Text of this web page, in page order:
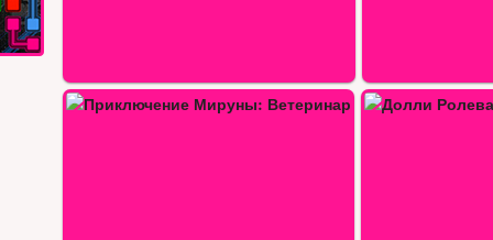
Долли Ролевая Игра Одевалка